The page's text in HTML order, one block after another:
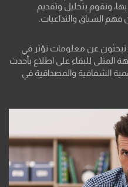
ونقوم بتحليل وتقديم
السياق والتداعيات.
تبحثون عن معلومات تؤثر في
المثلى للبقاء على اطلاع بأحدث
الشفافية والمصداقية في